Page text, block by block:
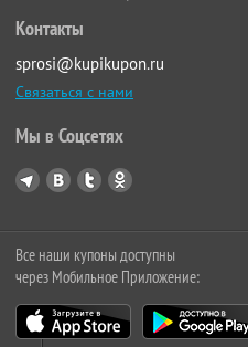
Контакты
sprosi@kupikupon.ru
Связаться с нами
Мы в Соцсетях
Все наши купоны доступны
через Мобильное Приложение: